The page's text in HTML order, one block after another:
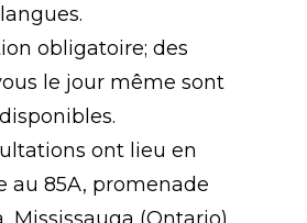
obligatoire; des
le jour même sont
ont lieu en
au 85A, promenade